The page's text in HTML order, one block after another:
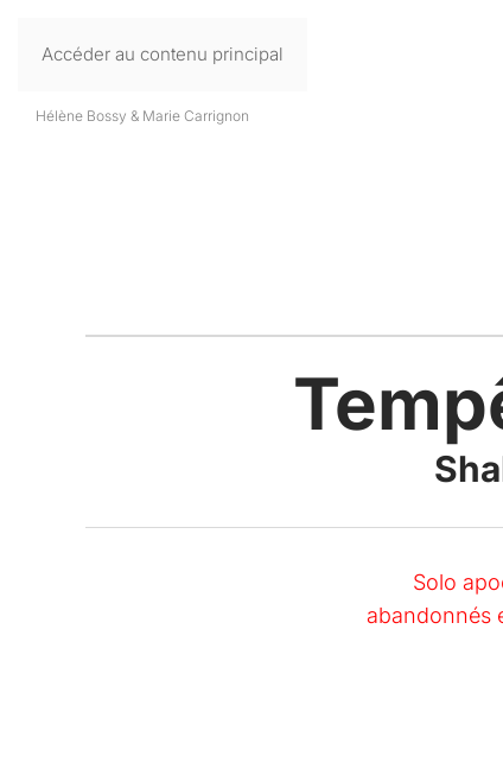
Accéder au contenu principal
Hélène Bossy & Marie Carrignon
Solo
abandonnés